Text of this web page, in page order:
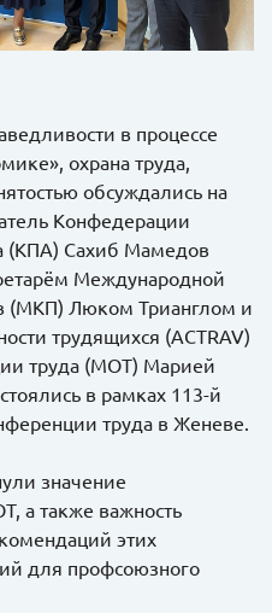
в процессе
охрана труда,
обсуждались на
Конфедерации
(КПА) Сахиб Мамедов
Международной
(МКП) Люком Трианглом и
трудящихся (ACTRAV)
труда (МОТ) Марией
в рамках 113-й
труда в Женеве.
значение
а также важность
этих
для профсоюзного